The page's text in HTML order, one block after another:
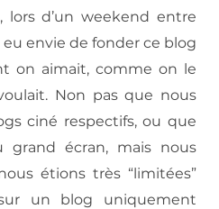
lors d’un weekend entre
envie de fonder ce blog
on aimait, comme on le
Non pas que nous
ciné respectifs, ou que
grand écran, mais nous
étions très “limitées”
un blog uniquement